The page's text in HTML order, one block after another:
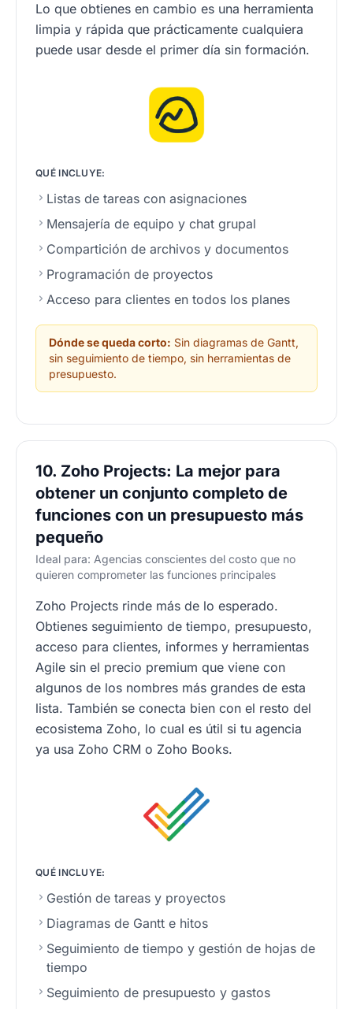
Lo que obtienes en cambio es una herramienta
limpia y rápida que prácticamente cualquiera
puede usar desde el primer día sin formación.
QUÉ INCLUYE:
Listas de tareas con asignaciones
Mensajería de equipo y chat grupal
Compartición de archivos y documentos
Programación de proyectos
Acceso para clientes en todos los planes
Dónde se queda corto: Sin diagramas de Gantt,
sin seguimiento de tiempo, sin herramientas de
presupuesto.
10. Zoho Projects: La mejor para
obtener un conjunto completo de
funciones con un presupuesto más
pequeño
Ideal para: Agencias conscientes del costo que no
quieren comprometer las funciones principales
Zoho Projects rinde más de lo esperado.
Obtienes seguimiento de tiempo, presupuesto,
acceso para clientes, informes y herramientas
Agile sin el precio premium que viene con
algunos de los nombres más grandes de esta
lista. También se conecta bien con el resto del
ecosistema Zoho, lo cual es útil si tu agencia
ya usa Zoho CRM o Zoho Books.
QUÉ INCLUYE:
Gestión de tareas y proyectos
Diagramas de Gantt e hitos
Seguimiento de tiempo y gestión de hojas de
tiempo
Seguimiento de presupuesto y gastos